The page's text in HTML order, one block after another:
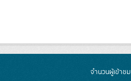
จำนวนผู้เข้าชม